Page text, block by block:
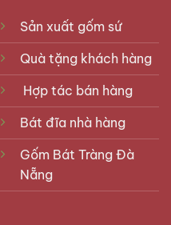
Sản xuất gốm sứ
Quà tặng khách hàng
Hợp tác bán hàng
Bát đĩa nhà hàng
Gốm Bát Tràng Đà
Nẵng